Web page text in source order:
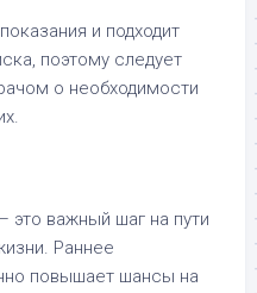
и подходит
поэтому следует
о необходимости
это важный шаг на пути
Раннее
повышает шансы на